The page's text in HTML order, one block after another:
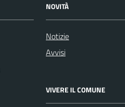
NOVITÀ
Notizie
Avvisi
VIVERE IL COMUNE